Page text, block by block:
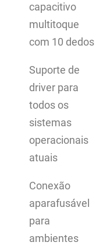
capacitivo
multitoque
com 10 dedos
Suporte de
driver para
todos os
sistemas
operacionais
atuais
Conexão
aparafusável
para
ambientes